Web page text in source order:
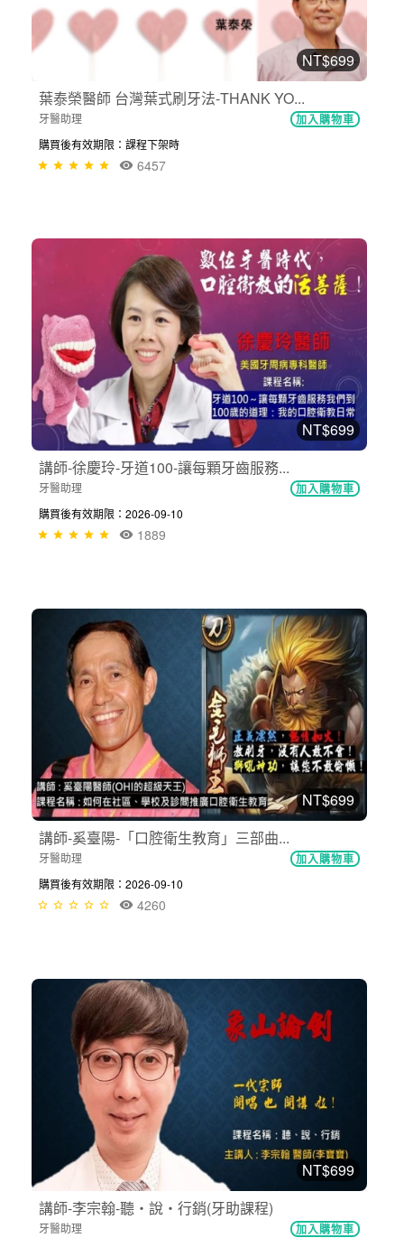
NT$699
葉泰榮醫師 台灣葉式刷牙法-THANK YO...
牙醫助理 加入購物車
購買後有效期限：課程下架時
6457
NT$699
講師-徐慶玲-牙道100-讓每顆牙齒服務...
牙醫助理 加入購物車
購買後有效期限：2026-09-10
1889
NT$699
講師-奚臺陽-「口腔衛生教育」三部曲...
牙醫助理 加入購物車
購買後有效期限：2026-09-10
4260
NT$699
講師-李宗翰-聽‧說‧行銷(牙助課程)
牙醫助理 加入購物車